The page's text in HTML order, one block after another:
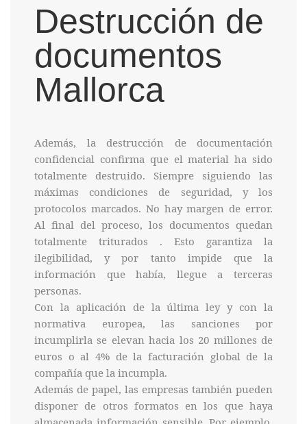
Destrucción de
documentos
Mallorca
Además, la destrucción de documentación
confidencial confirma que el material ha sido
totalmente destruido. Siempre siguiendo las
máximas condiciones de seguridad, y los
protocolos marcados. No hay margen de error.
Al final del proceso, los documentos quedan
totalmente triturados . Esto garantiza la
ilegibilidad, y por tanto impide que la
información que había, llegue a terceras
personas.
Con la aplicación de la última ley y con la
normativa europea, las sanciones por
incumplirla se elevan hacia los 20 millones de
euros o al 4% de la facturación global de la
compañía que la incumpla.
Además de papel, las empresas también pueden
disponer de otros formatos en los que haya